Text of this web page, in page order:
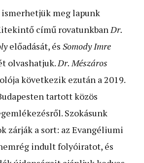
ismerhetjük meg lapunk
című rovatunkban Dr.
előadását, és Somody Imre
olvashatjuk. Dr. Mészáros
következik ezután a 2019.
tartott közös
Szokásunk
zárják a sort: az Evangéliumi
indult folyóiratot, és